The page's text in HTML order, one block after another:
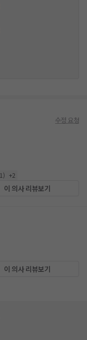
수정 요청
1 ) +2
이 의사 리뷰보기
이 의사 리뷰보기